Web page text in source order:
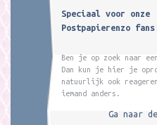
Speciaal voor onze
Postpapierenzo
Ben je op zoek naar
Dan kun je hier je
natuurlijk ook
iemand anders.
Ga naar